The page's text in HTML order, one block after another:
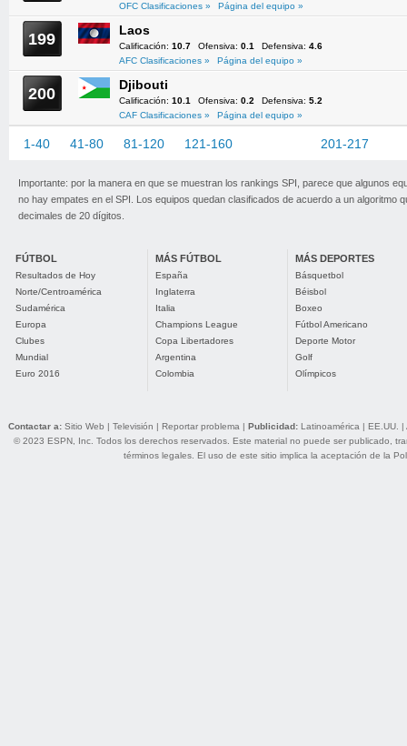
OFC Clasificaciones »
Página del equipo »
199 Laos
Calificación: 10.7 Ofensiva: 0.1 Defensiva: 4.6
AFC Clasificaciones »
Página del equipo »
200 Djibouti
Calificación: 10.1 Ofensiva: 0.2 Defensiva: 5.2
CAF Clasificaciones »
Página del equipo »
1-40 41-80 81-120 121-160 201-217
Importante: por la manera en que se muestran los rankings SPI, parece que algunos
no hay empates en el SPI. Los equipos quedan clasificados de acuerdo a un algoritmo
decimales de 20 dígitos.
FÚTBOL
Resultados de Hoy
Norte/Centroamérica
Sudamérica
Europa
Clubes
Mundial
Euro 2016
MÁS FÚTBOL
España
Inglaterra
Italia
Champions League
Copa Libertadores
Argentina
Colombia
MÁS DEPORTES
Básquetbol
Béisbol
Boxeo
Fútbol Americano
Deporte Motor
Golf
Olímpicos
Contactar a: Sitio Web | Televisión | Reportar problema | Publicidad: Latinoamérica | EE.UU. |
© 2023 ESPN, Inc. Todos los derechos reservados. Este material no puede ser publicado,
términos legales. El uso de este sitio implica la aceptación de la